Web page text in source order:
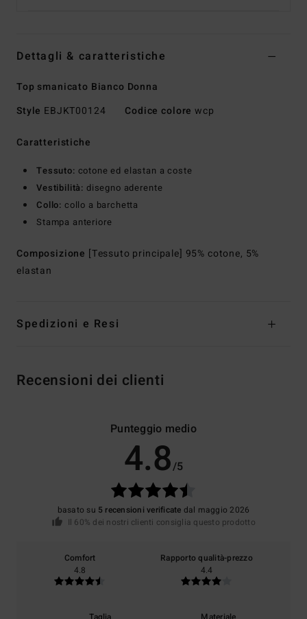
Dettagli & caratteristiche
Top smanicato Bianco Donna
Style EBJKT00124 Codice colore wcp
Caratteristiche
Tessuto: cotone ed elastan a coste
Vestibilità: disegno aderente
Collo: collo a barchetta
Stampa anteriore
Composizione [Tessuto principale] 95% cotone, 5%
elastan
Spedizioni e Resi
Recensioni dei clienti
Punteggio medio
4.8/5
basato su 5 recensioni verificate dal maggio 2026
Il 60% dei nostri clienti consiglia questo prodotto
Comfort
4.8
Rapporto qualità-prezzo
4.4